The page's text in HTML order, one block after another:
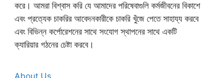
করে। আমরা বিশ্বাস করি যে আমাদের পরিষেবাগুলি কর্মজীবনের বিকাশে
এবং প্রত্যেক চাকরির আবেদনকারীকে চাকরি খুঁজে পেতে সাহায্য করবে
এবং বিভিন্ন কর্পোরেশনের সাথে সংযোগ স্থাপনের সাথে একটি
ক্যারিয়ার গঠনের চেষ্টা করবে।